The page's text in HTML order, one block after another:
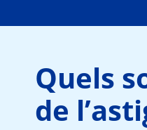
Quels
de